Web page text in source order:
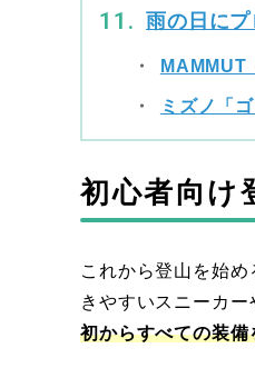
雨の日に
MAMMUT
ミズノ「
初心者向け
これから登山を始め
きやすいスニーカ
初からすべての装